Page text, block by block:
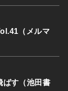
（メルマ
ばす（池田書